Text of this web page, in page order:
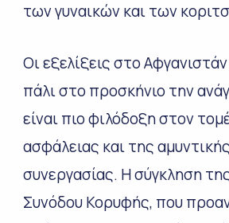
των γυναικών και των
Οι εξελίξεις στο
πάλι στο προσκήνιο την
είναι πιο φιλόδοξη στον
ασφάλειας και της αμυντικής
συνεργασίας. Η σύγκληση
Συνόδου Κορυφής, που